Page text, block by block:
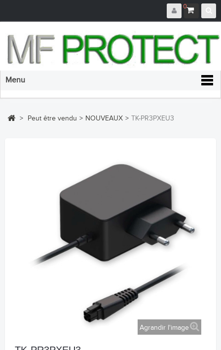
0
Menu
> Peut être vendu > NOUVEAUX > TK-PR3PXEU3
Agrandir l'image